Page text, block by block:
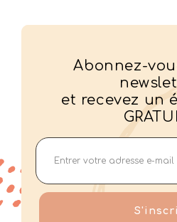
Abonnez-
et recevez un